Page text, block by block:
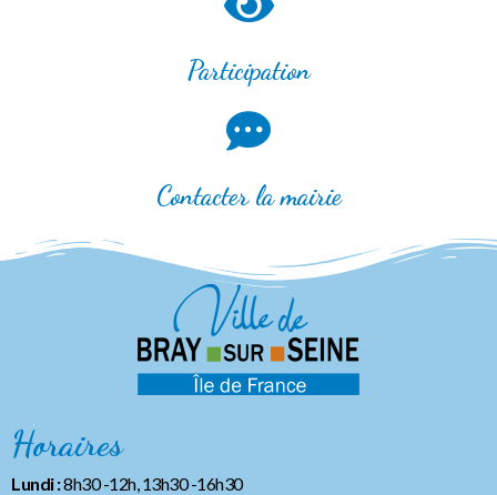
Participation
Contacter la mairie
Horaires
Lundi :8h30 -12h, 13h30 -16h30